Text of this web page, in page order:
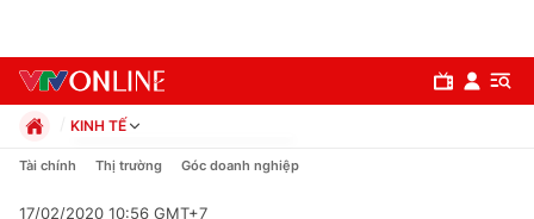
KINH TẾ
Chính trị
Tài chính Thị trường Góc doanh nghiệp
17/02/2020 10:56 GMT+7